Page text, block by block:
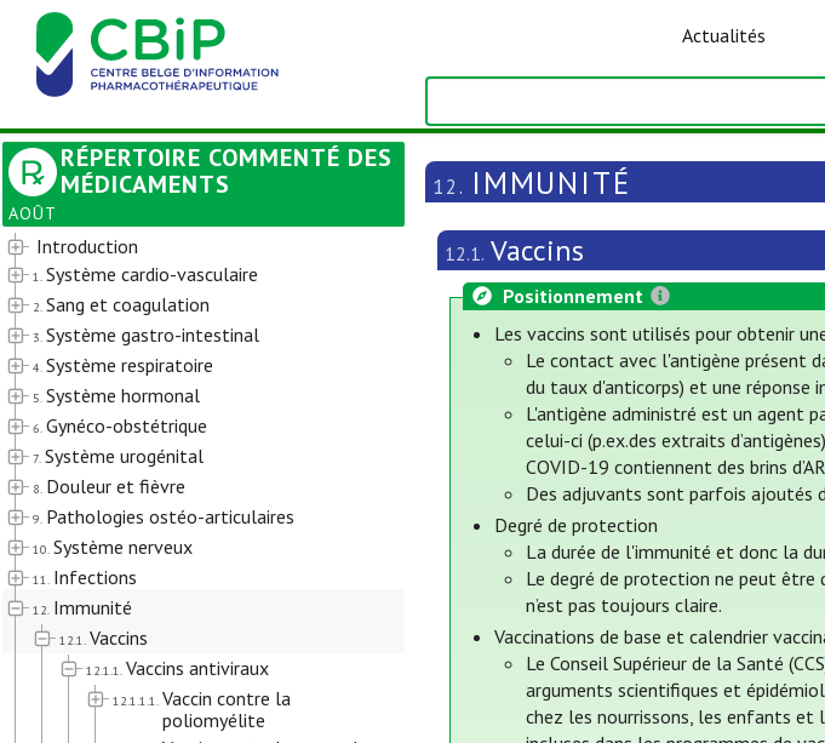
Actualités
RÉPERTOIRE COMMENTÉ DES
MÉDICAMENTS
AOÛT
Introduction
1. Système cardio-vasculaire
2. Sang et coagulation
3. Système gastro-intestinal
4. Système respiratoire
5. Système hormonal
6. Gynéco-obstétrique
7. Système urogénital
8. Douleur et fièvre
9. Pathologies ostéo-articulaires
10. Système nerveux
11. Infections
12. Immunité
12.1. Vaccins
12.1.1. Vaccins antiviraux
12.1.1.1. Vaccin contre la
poliomyélite
12. IMMUNITÉ
12.1. Vaccins
Positionnement
Les vaccins sont utilisés pour obtenir
Le contact avec l'antigène présent
du taux d'anticorps) et une réponse
L'antigène administré est un agent
celui-ci (p.ex.des extraits
COVID-19 contiennent des brins
Des adjuvants sont parfois ajoutés
Degré de protection
La durée de l'immunité et donc la
Le degré de protection ne peut
n’est pas toujours claire.
Vaccinations de base et calendrier
Le Conseil Supérieur de la Santé
arguments scientifiques et
chez les nourrissons, les enfants et